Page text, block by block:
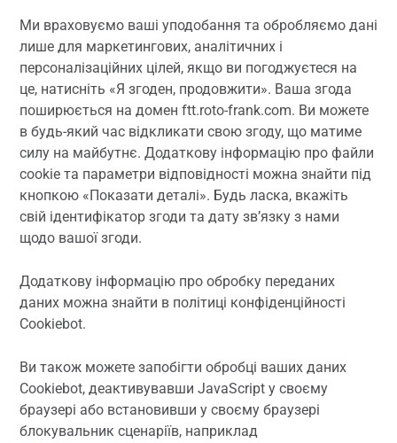
Ми враховуємо ваші уподобання та обробляємо дані
лише для маркетингових, аналітичних і
персоналізаційних цілей, якщо ви погоджуєтеся на
це, натисніть «Я згоден, продовжити». Ваша згода
поширюється на домен ftt.roto-frank.com. Ви можете
в будь-який час відкликати свою згоду, що матиме
силу на майбутнє. Додаткову інформацію про файли
cookie та параметри відповідності можна знайти під
кнопкою «Показати деталі». Будь ласка, вкажіть
свій ідентифікатор згоди та дату зв’язку з нами
щодо вашої згоди.
Додаткову інформацію про обробку переданих
даних можна знайти в політиці конфіденційності
Cookiebot.
Ви також можете запобігти обробці ваших даних
Cookiebot, деактивувавши JavaScript у своєму
браузері або встановивши у своєму браузері
блокувальник сценаріїв, наприклад